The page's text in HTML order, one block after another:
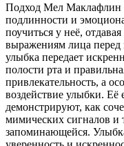
Подход Мел Маклафлин
подлинности и
поучиться у неё,
выражениям лица перед
улыбка передает
полости рта и
привлекательность, а
воздействие улыбки.
демонстрируют, как
мимических сигналов и
запоминающейся.